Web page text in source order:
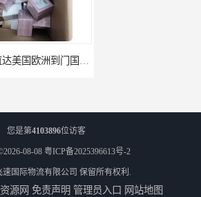
河南鹤壁直达美国欧洲到门国际快递药品口罩洗手液消毒水防护衣
您是第4103896位访客
08-08 粤ICP备2025396613号-2
国际物流有限公司 保留所有权利.
源网 免责声明 管理员入口 网站地图